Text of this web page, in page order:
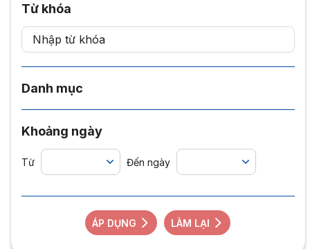
Từ khóa
Danh mục
Khoảng ngày
Từ Đến ngày
ÁP DỤNG LÀM LẠI